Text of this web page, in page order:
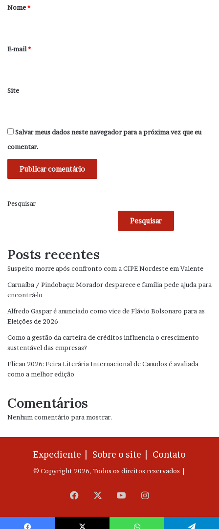
r
*
Nome*
E-mail*
Site
Salvar meus dados neste navegador para a próxima vez que eu
comentar.
Pesquisar
Pesquisar
Posts recentes
Suspeito morre após confronto com a CIPE Nordeste em Valente
Carnaíba / Pindobaçu: Morador desparece e família pede ajuda para
encontrá-lo
Alfredo Gaspar é anunciado como vice de Flávio Bolsonaro para as
Eleições de 2026
Como a gestão da carteira de créditos influencia o crescimento
sustentável das empresas?
Flican 2026: Feira Literária Internacional de Canudos é avaliada
como a melhor edição
Comentários
Nenhum comentário para mostrar.
Expediente | Sobre o site | Contato
© Copyright 2026, Todos os direitos reservados |
Facebook YouTubeInstagram